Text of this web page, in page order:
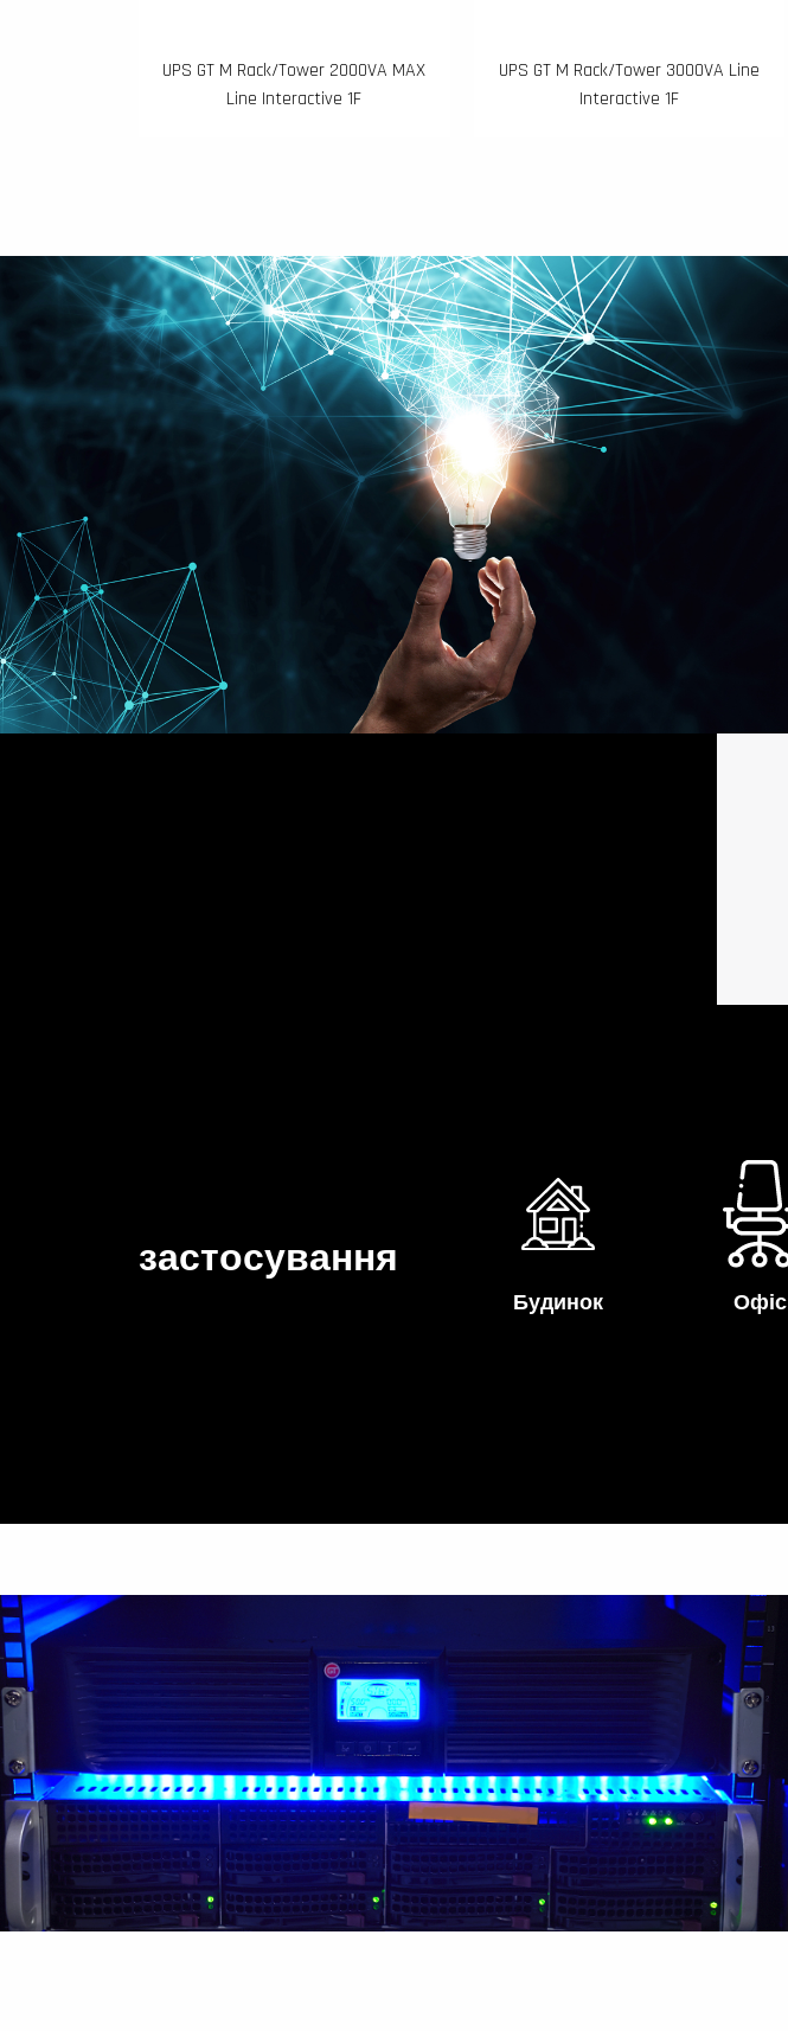
UPS GT M Rack/Tower 2000VA MAX
Line Interactive 1F
UPS GT M Rack/Tower 3000VA Line
Interactive 1F
застосування
Будинок Офіс